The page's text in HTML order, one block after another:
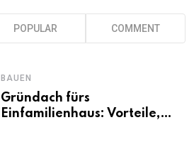
POPULAR COMMENT
BAUEN
Gründach fürs
Einfamilienhaus: Vorteile,